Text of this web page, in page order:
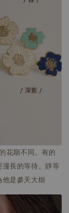
花期不同。有的
長的等待。靜等
他是參天大樹